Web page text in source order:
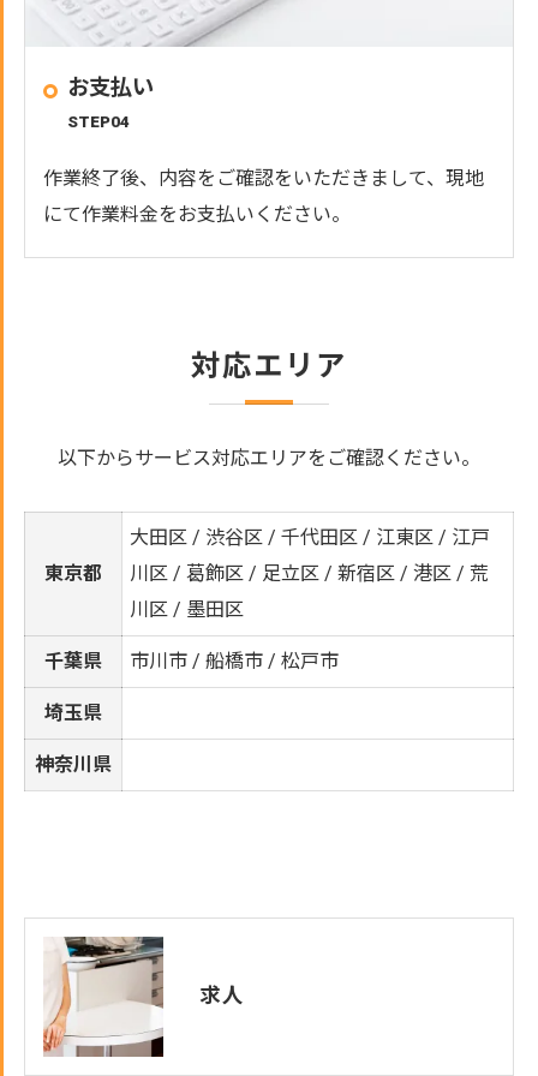
お支払い
STEP04
作業終了後、内容をご確認をいただきまして、現地
にて作業料金をお支払いください。
対応エリア
以下からサービス対応エリアをご確認ください。
東京都
大田区 / 渋谷区 / 千代田区 / 江東区 / 江戸
川区 / 葛飾区 / 足立区 / 新宿区 / 港区 / 荒
川区 / 墨田区
千葉県 市川市 / 船橋市 / 松戸市
埼玉県
神奈川県
求人